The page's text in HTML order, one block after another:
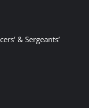
& Sergeants’